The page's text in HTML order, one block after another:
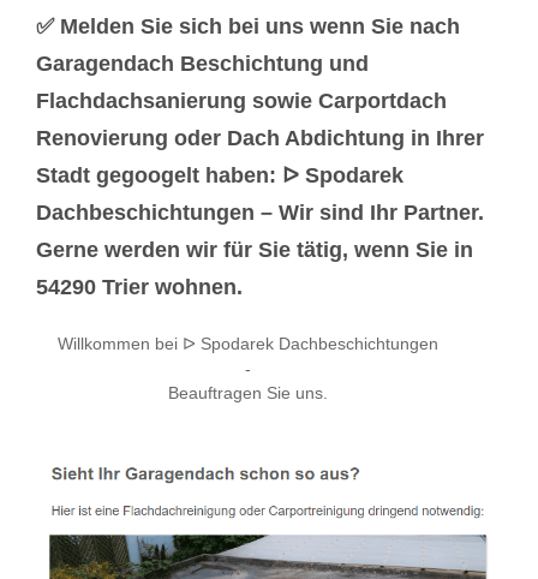
✅ Melden Sie sich bei uns wenn Sie nach
Garagendach Beschichtung und
Flachdachsanierung sowie Carportdach
Renovierung oder Dach Abdichtung in Ihrer
Stadt gegoogelt haben: ᐅ Spodarek
Dachbeschichtungen – Wir sind Ihr Partner.
Gerne werden wir für Sie tätig, wenn Sie in
54290 Trier wohnen.
Willkommen bei ᐅ Spodarek Dachbeschichtungen
-
Beauftragen Sie uns.